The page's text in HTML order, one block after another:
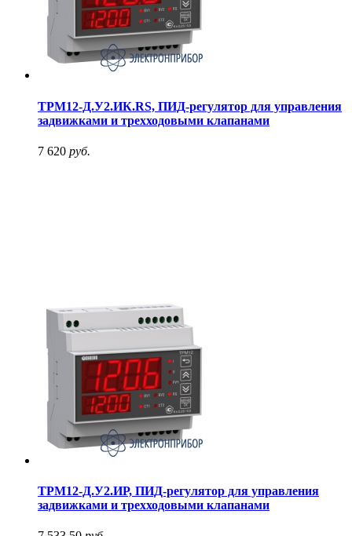
ТРМ12-Д.У2.ИК.RS, ПИД-регулятор для управления
задвижками и трехходовыми клапанами
7 620 руб.
ТРМ12-Д.У2.ИР, ПИД-регулятор для управления
задвижками и трехходовыми клапанами